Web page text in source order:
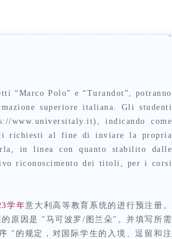
“Marco Polo” e “Turandot”, potranno
superioreitaliana. Gli studenti
www.universitaly.it), indicando come
richiesti al fine di inviare la propria
in lineacon quanto stabilito dalle
riconoscimento dei titoli, per i corsi
学年意大利高等教育系统的进行预注册。
原因是 "马可波罗/图兰朵"。并填写所需
"的规定，对 国际学生的入境、逗留和注